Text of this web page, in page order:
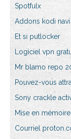
Spotfulx
Addons kodi
Et si putlocker
Logiciel vpn
Mr blamo repo
Pouvez-vous
Sony crackle
Mise en
Courriel